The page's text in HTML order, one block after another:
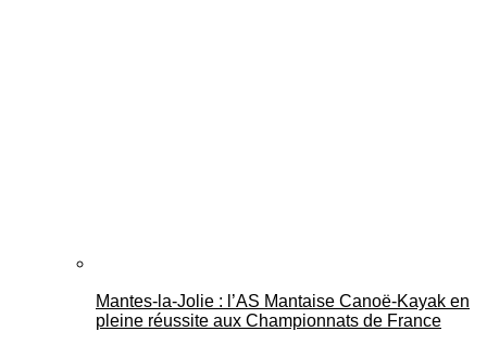
Mantes-la-Jolie : l’AS Mantaise Canoë‑Kayak en
pleine réussite aux Championnats de France